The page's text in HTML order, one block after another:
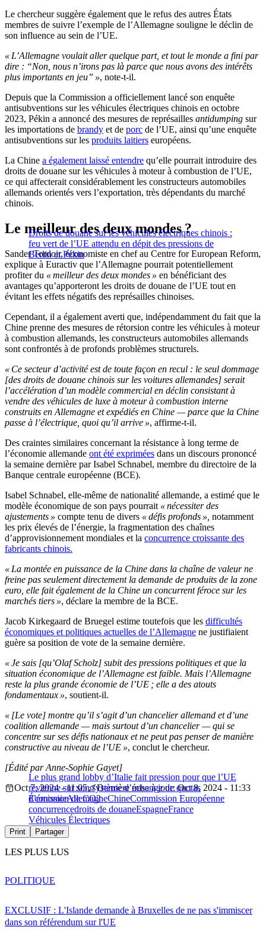
Le chercheur suggère également que le refus des autres États
membres de suivre l’exemple de l’Allemagne souligne le déclin de
son influence au sein de l’UE.
« L’Allemagne voulait aller quelque part, et tout le monde a fini par
dire : “Non, nous n’irons pas là parce que nous avons des intérêts
plus importants en jeu” », note-t-il.
Depuis que la Commission a officiellement lancé son enquête
antisubventions sur les véhicules électriques chinois en octobre
2023, Pékin a annoncé des mesures de représailles antidumping sur
les importations de brandy et de porc de l’UE, ainsi qu’une enquête
antisubventions sur les produits laitiers européens.
La Chine a également laissé entendre qu’elle pourrait introduire des
droits de douane sur les véhicules à moteur à combustion de l’UE,
ce qui affecterait considérablement les constructeurs automobiles
allemands orientés vers l’exportation, très dépendants du marché
chinois.
Droits de douane sur les véhicules électriques chinois :
feu vert de l’UE attendu en dépit des pressions de
Berlin et Pékin
Le meilleur des deux mondes ?
Sander Tordoir, économiste en chef au Centre for European Reform,
explique à Euractiv que l’Allemagne pourrait potentiellement
profiter du « meilleur des deux mondes » en bénéficiant des
avantages qu’apporteront les droits de douane de l’UE tout en
évitant les effets négatifs des représailles chinoises.
Cependant, il a également averti que, indépendamment du fait que la
Chine prenne des mesures de rétorsion contre les véhicules à moteur
à combustion allemands, les constructeurs automobiles allemands
sont confrontés à de profonds problèmes structurels.
« Ce secteur d’activité est de toute façon en recul : le seul dommage
[des droits de douane chinois sur les voitures allemandes] serait
l’accélération d’un modèle commercial en déclin consistant à
vendre des véhicules de luxe à moteur à combustion interne
construits en Allemagne et expédiés en Chine — parce que la Chine
passe à l’électrique, quoi qu’il arrive », affirme-t-il.
Des craintes similaires concernant la résistance à long terme de
l’économie allemande ont été exprimées dans un discours prononcé
la semaine dernière par Isabel Schnabel, membre du directoire de la
Banque centrale européenne (BCE).
Isabel Schnabel, elle-même de nationalité allemande, a estimé que le
modèle économique de son pays pourrait « nécessiter des
ajustements » compte tenu de divers « défis profonds », notamment
les prix élevés de l’énergie, la fragmentation des chaînes
d’approvisionnement mondiales et la concurrence croissante des
fabricants chinois.
« La montée en puissance de la Chine dans la chaîne de valeur ne
freine pas seulement directement la demande de produits de la zone
euro, elle fait également de la Chine un concurrent féroce sur les
marchés tiers », déclare la membre de la BCE.
Jacob Kirkegaard de Bruegel estime toutefois que les difficultés
économiques et politiques actuelles de l’Allemagne ne justifiaient
guère sa position de vote de la semaine dernière.
« Je sais [qu’Olaf Scholz] subit des pressions politiques et que la
situation économique de l’Allemagne est faible. Mais l’Allemagne
reste la plus grande économie de l’UE ; elle a des atouts
fondamentaux », soutient-il.
« [Le vote] montre qu’il s’agit d’un chancelier allemand et d’une
coalition allemande — mais surtout d’un chancelier — qui se
concentre sur ses défis nationaux et ne peut pas penser de manière
constructive au niveau de l’UE », conclut le chercheur.
Le plus grand lobby d’Italie fait pression pour que l’UE
revienne sur son système d’échange de quotas
d’émission de CO2
[Édité par Anne-Sophie Gayet]
Oct 7, 2024 - 11:05
Dernière mise à jour: Oct 8, 2024 - 11:33
ÉconomieAllemagneChineCommission Européenne
concurrencedroits de douaneEspagneFrance
Véhicules Électriques
Print Partager
LES PLUS LUS
EXCLUSIF : L'Islande demande à Bruxelles de ne pas s'immiscer
dans son référendum sur l'UE
POLITIQUE